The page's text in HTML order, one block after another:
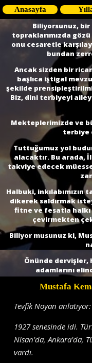
Anasayfa
Biliyorsunuz, bir
topraklarımızda
onu cesaretle
bundan
Ancak sizden bir
başlıca iştigal
şekilde
Biz, dini terbiyeyi
Mekteplerimizde ve
terbiye
Tuttuğumuz yol
alacaktır. Bu arada,
takviye edecek
Halbuki, inkılabımızın
dikerek saldırmak
fitne ve fesatla
çevirmekten
Biliyor musunuz ki,
Önünde dervişler,
adamlarını
Mustafa
Tevfik Noyan anlatıyor:
1927 senesinde idi.
Nisan'da, Ankara'da,
vardı.